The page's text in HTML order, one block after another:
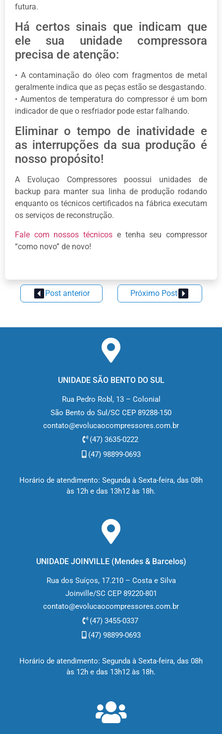
futura.
Há certos sinais que indicam que
ele sua unidade compressora
precisa de atenção:
• A contaminação do óleo com fragmentos de metal
geralmente indica que as peças estão se desgastando.
• Aumentos de temperatura do compressor é um bom
indicador de que o resfriador pode estar falhando.
Eliminar o tempo de inatividade e
as interrupções da sua produção é
nosso propósito!
A Evoluçao Compressores poossui unidades de
backup para manter sua linha de produção rodando
enquanto os técnicos certificados na fábrica executam
os serviços de reconstrução.
Fale com nossos técnicos e tenha seu compressor
“como novo” de novo!
Post anterior Próximo Post
UNIDADE SÃO BENTO DO SUL
Rua Pedro Robl, 13 – Colonial
São Bento do Sul/SC CEP 89288-150
contato@evolucaocompressores.com.br
(47) 3635-0222
(47) 98899-0693
Horário de atendimento: Segunda à Sexta-feira, das 08h
às 12h e das 13h12 às 18h.
UNIDADE JOINVILLE (Mendes & Barcelos)
Rua dos Suíços, 17.210 – Costa e Silva
Joinville/SC CEP 89220-801
contato@evolucaocompressores.com.br
(47) 3455-0337
(47) 98899-0693
Horário de atendimento: Segunda à Sexta-feira, das 08h
às 12h e das 13h12 às 18h.